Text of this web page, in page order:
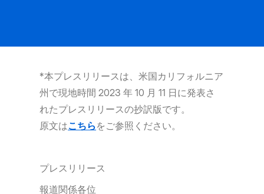
*本プレスリリースは、米国カリフォルニア
州で現地時間 2023 年 10 月 11 日に発表さ
れたプレスリリースの抄訳版です。
原文はこちら をご参照ください。
プレスリリース
報道関係各位